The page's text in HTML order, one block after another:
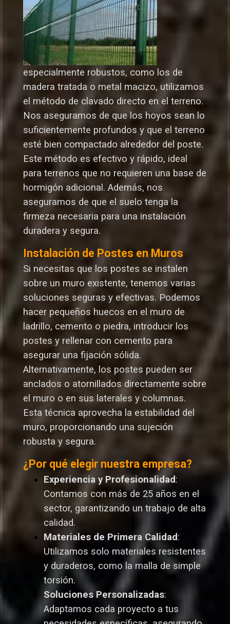
especialmente robustos, como los de
madera tratada o metal macizo, utilizamos
el método de clavado directo en el terreno.
Nos aseguramos de que los hoyos sean lo
suficientemente profundos y que el terreno
esté bien compactado alrededor del poste.
Este método es efectivo y rápido, ideal
para terrenos que no requieren una base de
hormigón adicional. Además, nos
aseguramos de que el suelo tenga la
firmeza necesaria para una instalación
duradera y segura.
Instalación de Postes en Muros
Si necesitas que los postes se instalen
sobre un muro existente, tenemos varias
soluciones seguras y efectivas. Podemos
hacer pequeños huecos en el muro de
ladrillo, cemento o piedra, introducir los
postes y rellenar con cemento para
asegurar una fijación sólida.
Alternativamente, los postes pueden ser
anclados o atornillados directamente sobre
el muro o en sus laterales y columnas.
Esta técnica aprovecha la estabilidad del
muro, proporcionando una sujeción
robusta y segura.
¿Por qué elegir nuestra empresa?
Experiencia y Profesionalidad:
Contamos con más de 25 años en el
sector, garantizando un trabajo de alta
calidad.
Materiales de Primera Calidad:
Utilizamos solo materiales resistentes
y duraderos, como la malla de simple
torsión.
Soluciones Personalizadas:
Adaptamos cada proyecto a tus